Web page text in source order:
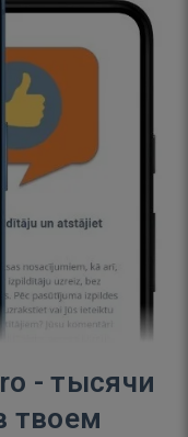
- тысячи
твоем